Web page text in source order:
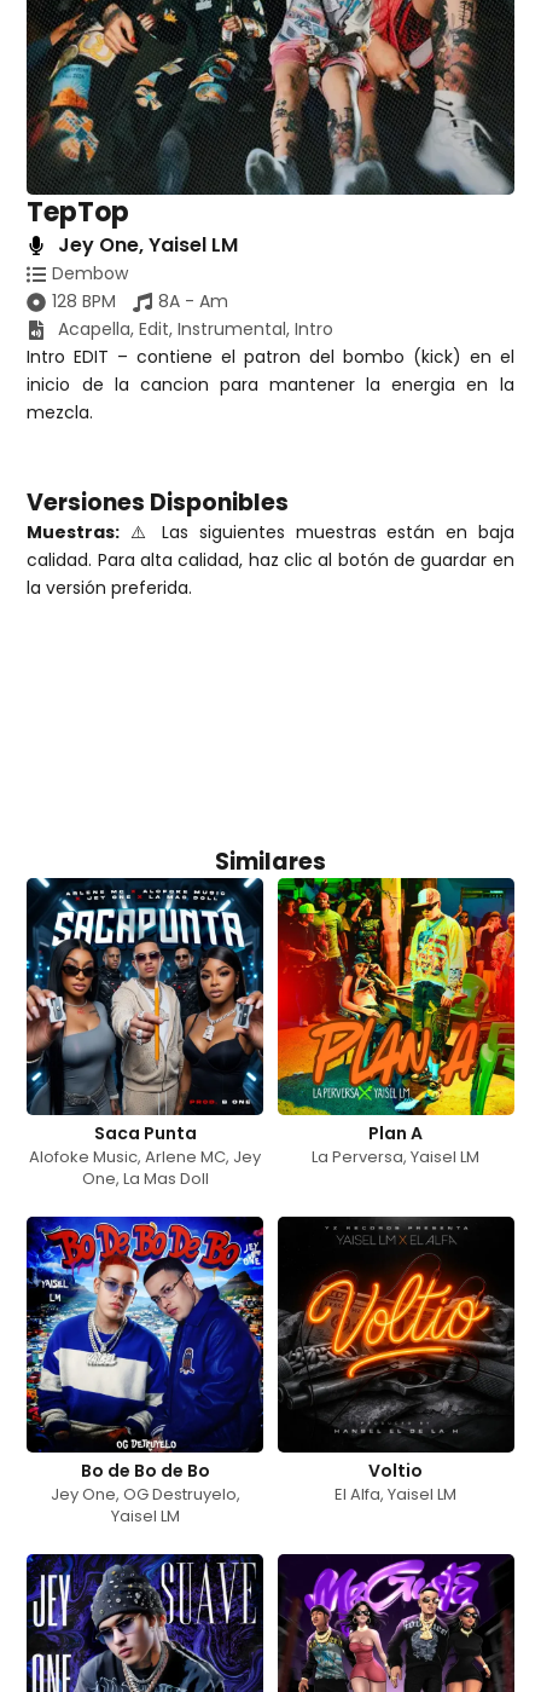
TepTop
Jey One,Yaisel LM
Dembow
128 BPM
8A - Am
Acapella,Edit,Instrumental,Intro
Intro EDIT – contiene el patron del bombo (kick) en el
inicio de la cancion para mantener la energia en la
mezcla.
Versiones Disponibles
Muestras: ⚠️ Las siguientes muestras están en baja
calidad. Para alta calidad, haz clic al botón de guardar en
la versión preferida.
Similares
Saca Punta
Alofoke Music,Arlene MC, Jey
One, La Mas Doll
Plan A
La Perversa,Yaisel LM
Bo de Bo de Bo
Jey One, OG Destruyelo,
Yaisel LM
Voltio
El Alfa,Yaisel LM